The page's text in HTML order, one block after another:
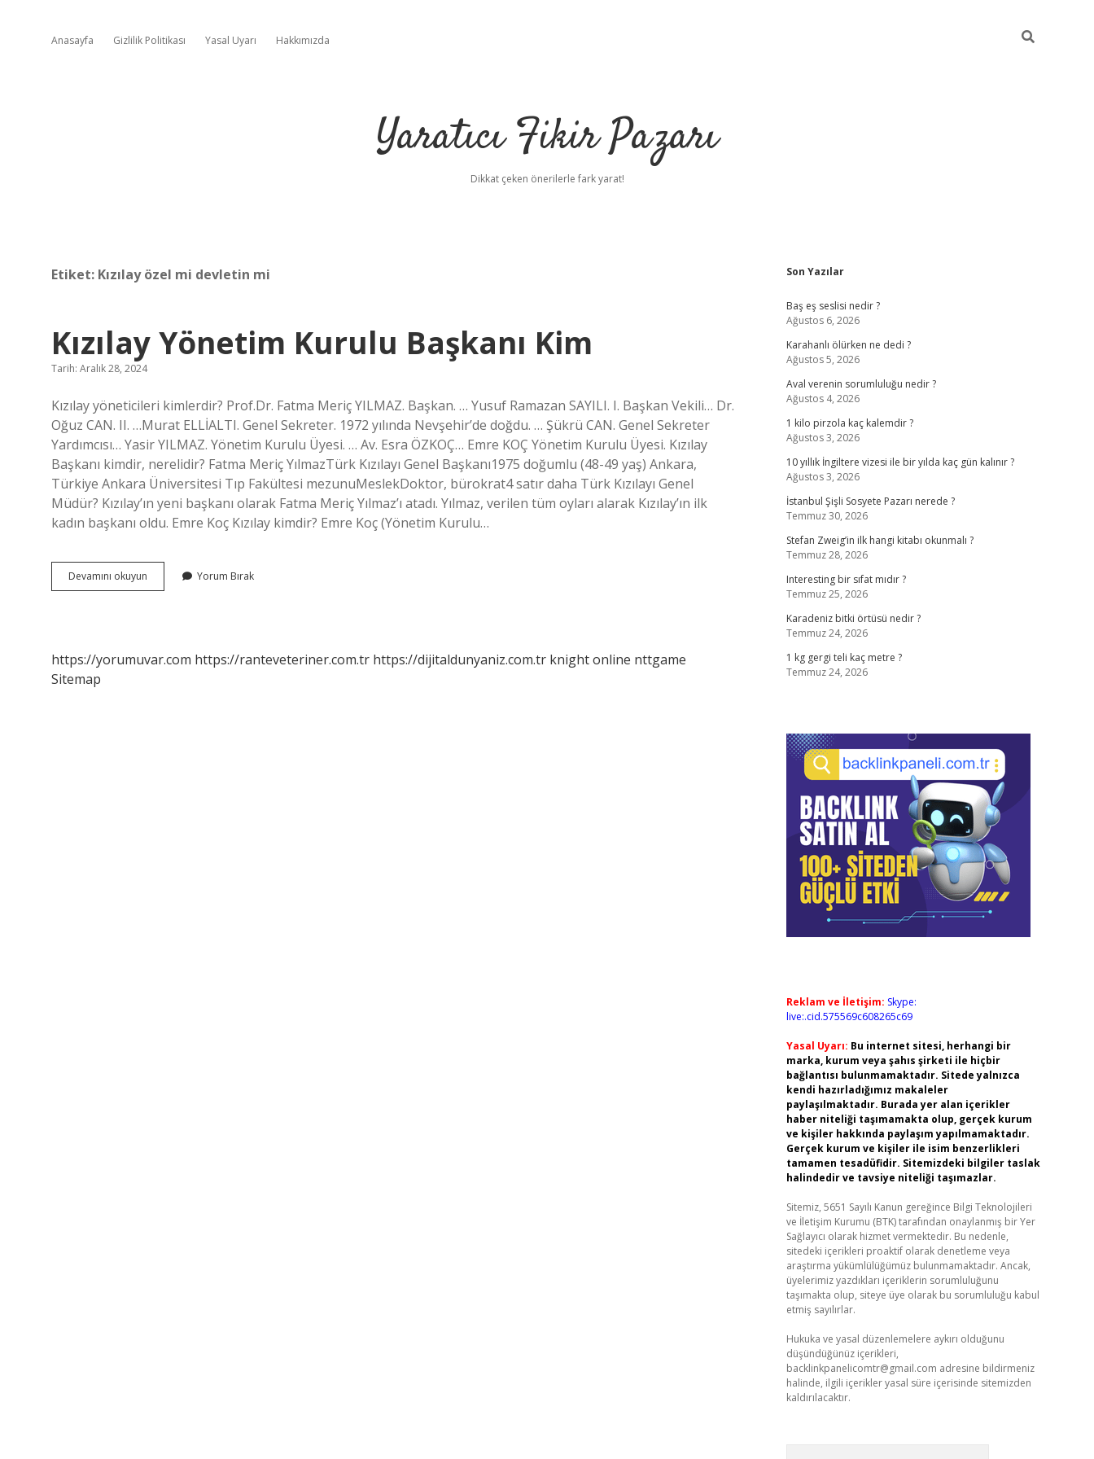
Anasayfa Gizlilik Politikası Yasal Uyarı Hakkımızda
Yaratıcı Fikir Pazarı
Dikkat çeken önerilerle fark yarat!
Etiket: Kızılay özel mi devletin mi
Kızılay Yönetim Kurulu Başkanı Kim
Tarih: Aralık 28, 2024
Kızılay yöneticileri kimlerdir? Prof.Dr. Fatma Meriç YILMAZ. Başkan. … Yusuf Ramazan SAYILI. I. Başkan Vekili… Dr.
Oğuz CAN. II. …Murat ELLİALTI. Genel Sekreter. 1972 yılında Nevşehir’de doğdu. … Şükrü CAN. Genel Sekreter
Yardımcısı… Yasir YILMAZ. Yönetim Kurulu Üyesi. … Av. Esra ÖZKOÇ… Emre KOÇ Yönetim Kurulu Üyesi. Kızılay
Başkanı kimdir, nerelidir? Fatma Meriç YılmazTürk Kızılayı Genel Başkanı1975 doğumlu (48-49 yaş) Ankara,
Türkiye Ankara Üniversitesi Tıp Fakültesi mezunuMeslekDoktor, bürokrat4 satır daha Türk Kızılayı Genel
Müdür? Kızılay’ın yeni başkanı olarak Fatma Meriç Yılmaz’ı atadı. Yılmaz, verilen tüm oyları alarak Kızılay’ın ilk
kadın başkanı oldu. Emre Koç Kızılay kimdir? Emre Koç (Yönetim Kurulu…
Devamını okuyun
Yönetim
Yorum Bırak
https://yorumuvar.com https://ranteveteriner.com.tr https://dijitaldunyaniz.com.tr knight online nttgame
Sitemap
Sidebar
Son Yazılar
Baş eş seslisi nedir ?
Ağustos 6, 2026
Karahanlı ölürken ne dedi ?
Ağustos 5, 2026
Aval verenin sorumluluğu nedir ?
Ağustos 4, 2026
1 kilo pirzola kaç kalemdir ?
Ağustos 3, 2026
10 yıllık İngiltere vizesi ile bir yılda kaç gün kalınır ?
Ağustos 3, 2026
İstanbul Şişli Sosyete Pazarı nerede ?
Temmuz 30, 2026
Stefan Zweig’in ilk hangi kitabı okunmalı ?
Temmuz 28, 2026
Interesting bir sıfat mıdır ?
Temmuz 25, 2026
Karadeniz bitki örtüsü nedir ?
Temmuz 24, 2026
1 kg gergi teli kaç metre ?
Temmuz 24, 2026
Reklam ve İletişim: Skype:
live:.cid.575569c608265c69
Yasal Uyarı: Bu internet sitesi, herhangi bir
marka, kurum veya şahıs şirketi ile hiçbir
bağlantısı bulunmamaktadır. Sitede yalnızca
kendi hazırladığımız makaleler
paylaşılmaktadır. Burada yer alan içerikler
haber niteliği taşımamakta olup, gerçek kurum
ve kişiler hakkında paylaşım yapılmamaktadır.
Gerçek kurum ve kişiler ile isim benzerlikleri
tamamen tesadüfidir. Sitemizdeki bilgiler taslak
halindedir ve tavsiye niteliği taşımazlar.
Sitemiz, 5651 Sayılı Kanun gereğince Bilgi Teknolojileri
ve İletişim Kurumu (BTK) tarafından onaylanmış bir Yer
Sağlayıcı olarak hizmet vermektedir. Bu nedenle,
sitedeki içerikleri proaktif olarak denetleme veya
araştırma yükümlülüğümüz bulunmamaktadır. Ancak,
üyelerimiz yazdıkları içeriklerin sorumluluğunu
taşımakta olup, siteye üye olarak bu sorumluluğu kabul
etmiş sayılırlar.
Hukuka ve yasal düzenlemelere aykırı olduğunu
düşündüğünüz içerikleri,
backlinkpanelicomtr@gmail.com adresine bildirmeniz
halinde, ilgili içerikler yasal süre içerisinde sitemizden
kaldırılacaktır.